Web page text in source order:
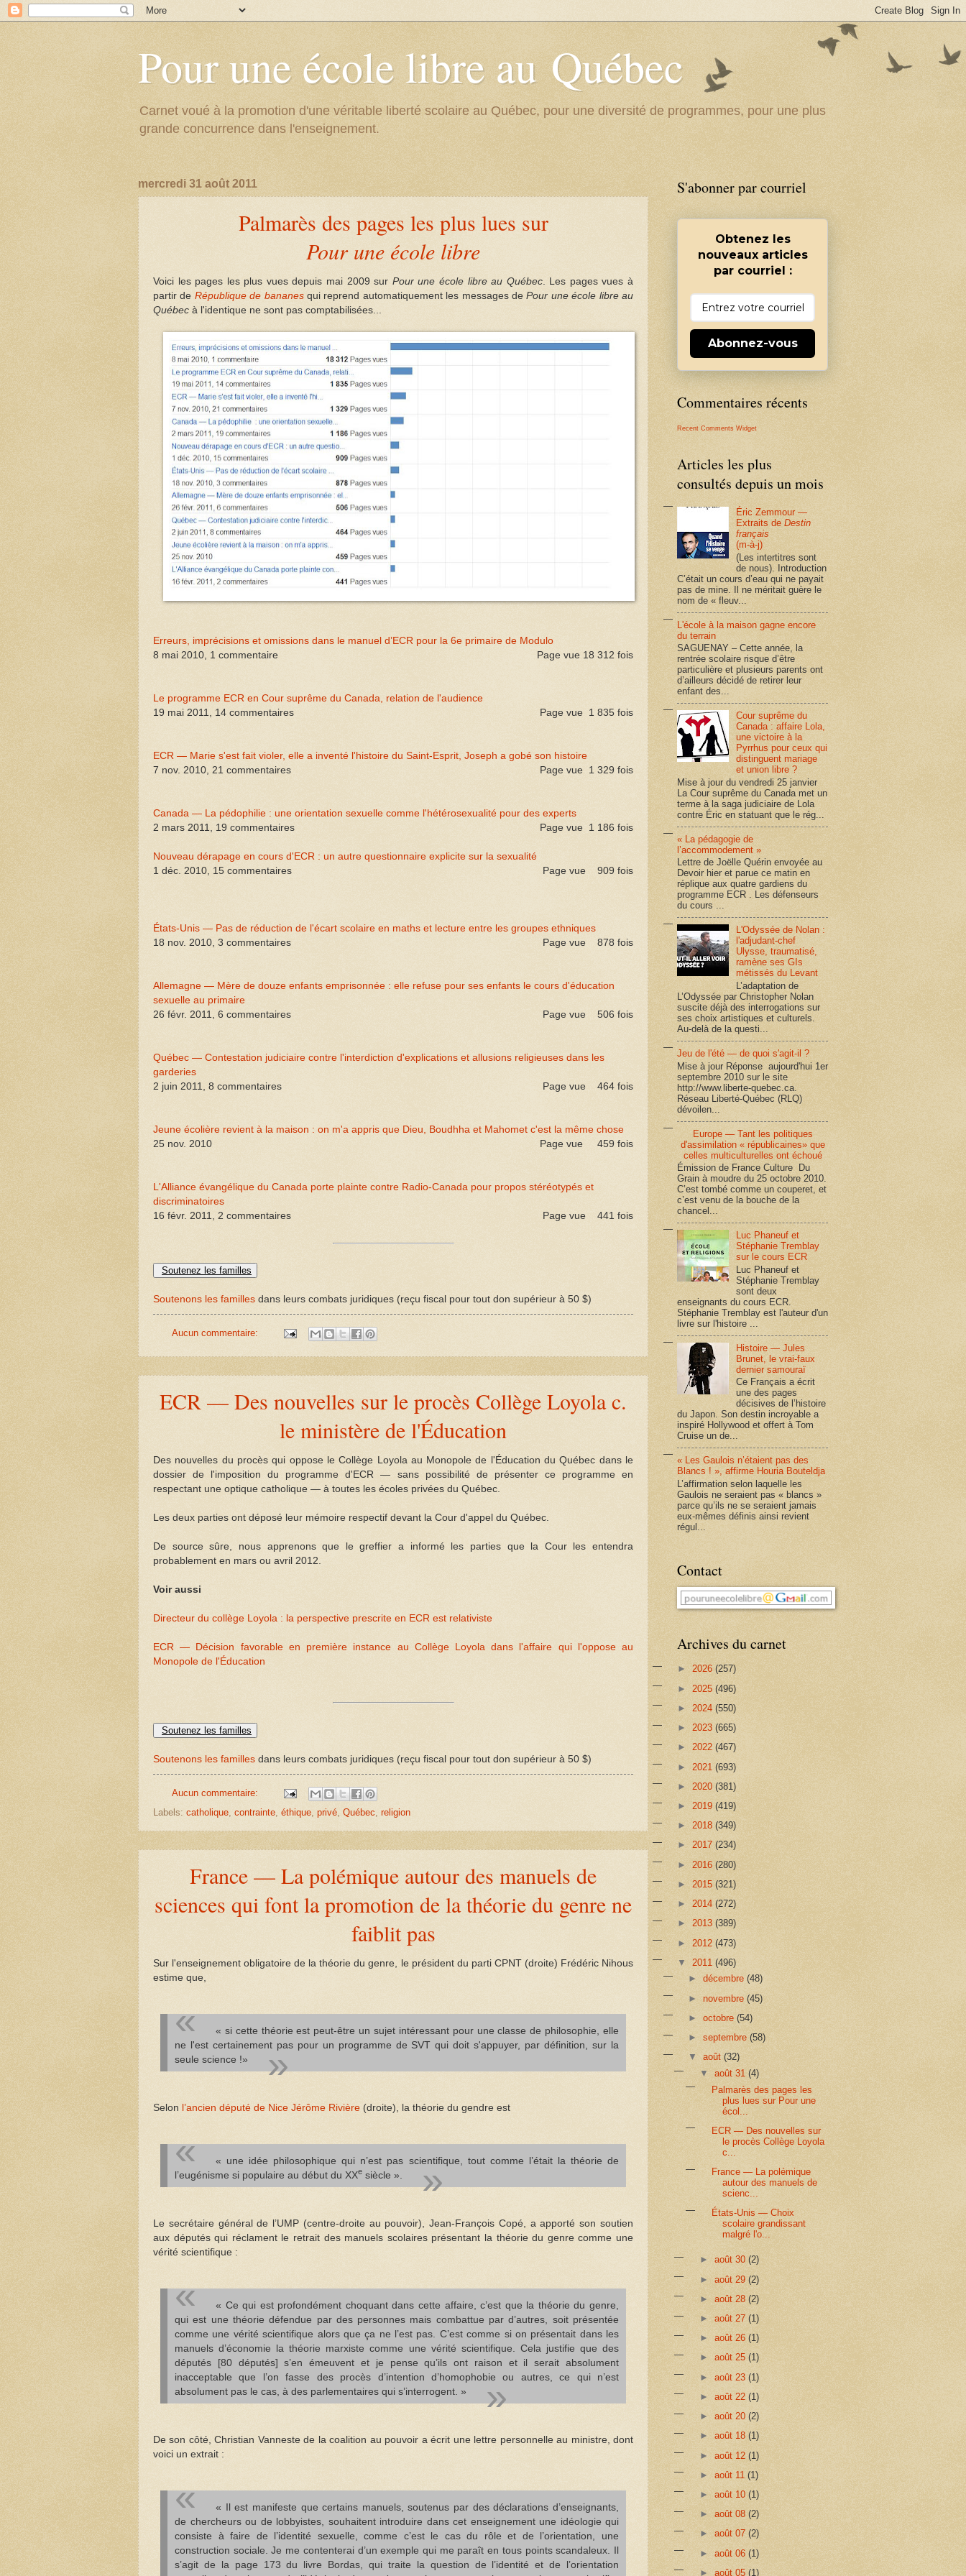
Pour une école libre au Québec
Carnet voué à la promotion d'une véritable liberté scolaire au Québec, pour une diversité de programmes, pour une plus
grande concurrence dans l'enseignement.
mercredi 31 août 2011
Palmarès des pages les plus lues sur
Pour une école libre
Voici les pages les plus vues depuis mai 2009 sur Pour une école libre au Québec. Les pages vues à
partir de République de bananesqui reprend automatiquement les messages dePour une école libre au
Québec à l'identique ne sont pas comptabilisées...
Erreurs, imprécisions et omissions dans le manuel d’ECR pour la 6e primaire de Modulo
8 mai 2010, 1 commentaire
Page vue 18 312 fois
Le programme ECR en Cour suprême du Canada, relation de l'audience
19 mai 2011, 14 commentaires
Page vue 1 835 fois
ECR — Marie s'est fait violer, elle a inventé l'histoire du Saint-Esprit, Joseph a gobé son histoire
7 nov. 2010, 21 commentaires
Page vue 1 329 fois
Canada — La pédophilie : une orientation sexuelle comme l'hétérosexualité pour des experts
2 mars 2011, 19 commentaires
Page vue 1 186 fois
Nouveau dérapage en cours d'ECR : un autre questionnaire explicite sur la sexualité
1 déc. 2010, 15 commentaires
Page vue 909 fois
États-Unis — Pas de réduction de l'écart scolaire en maths et lecture entre les groupes ethniques
18 nov. 2010, 3 commentaires
Page vue 878 fois
Allemagne — Mère de douze enfants emprisonnée : elle refuse pour ses enfants le cours d'éducation
sexuelle au primaire
26 févr. 2011, 6 commentaires
Page vue 506 fois
Québec — Contestation judiciaire contre l'interdiction d'explications et allusions religieuses dans les
garderies
2 juin 2011, 8 commentaires
Page vue 464 fois
Jeune écolière revient à la maison : on m'a appris que Dieu, Boudhha et Mahomet c'est la même chose
25 nov. 2010
Page vue 459 fois
L'Alliance évangélique du Canada porte plainte contre Radio-Canada pour propos stéréotypés et
discriminatoires
16 févr. 2011, 2 commentaires
Page vue 441 fois
Soutenez les familles
Soutenons les familles dans leurs combats juridiques (reçu fiscal pour tout don supérieur à 50 $)
Aucun commentaire:
ECR — Des nouvelles sur le procès Collège Loyola c.
le ministère de l'Éducation
Des nouvelles du procès qui oppose le Collège Loyola au Monopole de l'Éducation du Québec dans le
dossier de l'imposition du programme d'ECR — sans possibilité de présenter ce programme en
respectant une optique catholique — à toutes les écoles privées du Québec.
Les deux parties ont déposé leur mémoire respectif devant la Cour d'appel du Québec.
De source sûre, nous apprenons que le greffier a informé les parties que la Cour les entendra
probablement en mars ou avril 2012.
Voir aussi
Directeur du collège Loyola : la perspective prescrite en ECR est relativiste
ECR — Décision favorable en première instance au Collège Loyola dans l'affaire qui l'oppose au
Monopole de l'Éducation
Soutenez les familles
Soutenons les familles dans leurs combats juridiques (reçu fiscal pour tout don supérieur à 50 $)
Aucun commentaire:
Labels: catholique contrainte éthique privé Québec religion
France — La polémique autour des manuels de
sciences qui font la promotion de la théorie du genre ne
faiblit pas
Sur l'enseignement obligatoire de la théorie du genre, le président du parti CPNT (droite) Frédéric Nihous
estime que,
« si cette théorie est peut-être un sujet intéressant pour une classe de philosophie, elle
ne l'est certainement pas pour un programme de SVT qui doit s'appuyer, par définition, sur la
seule science !»
Selon l’ancien député de Nice Jérôme Rivière (droite), la théorie du gendre est
« une idée philosophique qui n’est pas scientifique, tout comme l’était la théorie de
l’eugénisme si populaire au début du XXe siècle ».
Le secrétaire général de l’UMP (centre-droite au pouvoir), Jean-François Copé, a apporté son soutien
aux députés qui réclament le retrait des manuels scolaires présentant la théorie du genre comme une
vérité scientifique :
« Ce qui est profondément choquant dans cette affaire, c’est que la théorie du genre,
qui est une théorie défendue par des personnes mais combattue par d’autres, soit présentée
comme une vérité scientifique alors que ça ne l’est pas. C’est comme si on présentait dans les
manuels d’économie la théorie marxiste comme une vérité scientifique. Cela justifie que des
députés [80 députés] s’en émeuvent et je pense qu’ils ont raison et il serait absolument
inacceptable que l’on fasse des procès d’intention d’homophobie ou autres, ce qui n’est
absolument pas le cas, à des parlementaires qui s’interrogent. »
De son côté, Christian Vanneste de la coalition au pouvoir a écrit une lettre personnelle au ministre, dont
voici un extrait :
« Il est manifeste que certains manuels, soutenus par des déclarations d’enseignants,
de chercheurs ou de lobbyistes, souhaitent introduire dans cet enseignement une idéologie qui
consiste à faire de l’identité sexuelle, comme c’est le cas du rôle et de l’orientation, une
construction sociale. Je me contenterai d’un exemple qui me paraît en tous points scandaleux. Il
s’agit de la page 173 du livre Bordas, qui traite la question de l’identité et de l’orientation
S'abonner par courriel
Obtenez les
nouveaux articles
par courriel :
Abonnez-vous
Commentaires récents
Recent Comments Widget
Articles les plus
consultés depuis un mois
Éric Zemmour —
Extraits deDestin
français
(m-à-j)
(Les intertitres sont
de nous). Introduction
C’était un cours d’eau qui ne payait
pas de mine. Il ne méritait guère le
nom de « fleuv...
L'école à la maison gagne encore
du terrain
SAGUENAY – Cette année, la
rentrée scolaire risque d’être
particulière et plusieurs parents ont
d’ailleurs décidé de retirer leur
enfant des...
Cour suprême du
Canada : affaire Lola,
une victoire à la
Pyrrhus pour ceux qui
distinguent mariage
et union libre ?
Mise à jour du vendredi 25 janvier
La Cour suprême du Canada met un
terme à la saga judiciaire de Lola
contre Éric en statuant que le rég...
« La pédagogie de
l’accommodement »
Lettre de Joëlle Quérin envoyée au
Devoir hier et parue ce matin en
réplique aux quatre gardiens du
programme ECR . Les défenseurs
du cours ...
L'Odyssée de Nolan :
l'adjudant-chef
Ulysse, traumatisé,
ramène ses GIs
métissés du Levant
L’adaptation de
L’Odyssée par Christopher Nolan
suscite déjà des interrogations sur
ses choix artistiques et culturels.
Au-delà de la questi...
Jeu de l'été — de quoi s'agit-il ?
Mise à jour Réponse aujourd'hui 1er
septembre 2010 sur le site
http://www.liberte-quebec.ca.
Réseau Liberté-Québec (RLQ)
dévoilen...
Europe — Tant les politiques
d'assimilation « républicaines» que
celles multiculturelles ont échoué
Émission de France Culture Du
Grain à moudre du 25 octobre 2010.
C’est tombé comme un couperet, et
c’est venu de la bouche de la
chancel...
Luc Phaneuf et
Stéphanie Tremblay
sur le cours ECR
Luc Phaneuf et
Stéphanie Tremblay
sont deux
enseignants du cours ECR.
Stéphanie Tremblay est l'auteur d'un
livre sur l'histoire ...
Histoire — Jules
Brunet, le vrai-faux
dernier samouraï
Ce Français a écrit
une des pages
décisives de l’histoire
du Japon. Son destin incroyable a
inspiré Hollywood et offert à Tom
Cruise un de...
« Les Gaulois n’étaient pas des
Blancs ! », affirme Houria Bouteldja
L’affirmation selon laquelle les
Gaulois ne seraient pas « blancs »
parce qu’ils ne se seraient jamais
eux-mêmes définis ainsi revient
régul...
Contact
Archives du carnet
► 2026 (257)
► 2025 (496)
► 2024 (550)
► 2023 (665)
► 2022 (467)
► 2021 (693)
► 2020 (381)
► 2019 (419)
► 2018 (349)
► 2017 (234)
► 2016 (280)
► 2015 (321)
► 2014 (272)
► 2013 (389)
► 2012 (473)
▼ 2011 (496)
►décembre(48)
►novembre(45)
►octobre(54)
►septembre(58)
▼août(32)
▼ août 31 (4)
Palmarès des pages les
plus lues sur Pour une
écol...
ECR — Des nouvelles sur
le procès Collège Loyola
c...
France — La polémique
autour des manuels de
scienc...
États-Unis — Choix
scolaire grandissant
malgré l'o...
► août 30 (2)
► août 29 (2)
► août 28 (2)
► août 27 (1)
► août 26 (1)
► août 25 (1)
► août 23 (1)
► août 22 (1)
► août 20 (2)
► août 18 (1)
► août 12 (1)
► août 11 (1)
► août 10 (1)
► août 08 (2)
► août 07 (2)
► août 06 (1)
► août 05 (1)